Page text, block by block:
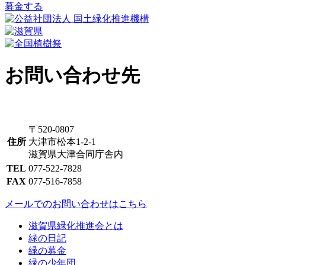
募金する
お問い合わせ先
住所
〒520-0807
大津市松本1-2-1
滋賀県大津合同庁舎内
TEL 077-522-7828
FAX 077-516-7858
メールでのお問い合わせはこちら
滋賀県緑化推進会とは
緑の日記
緑の募金
緑の少年団